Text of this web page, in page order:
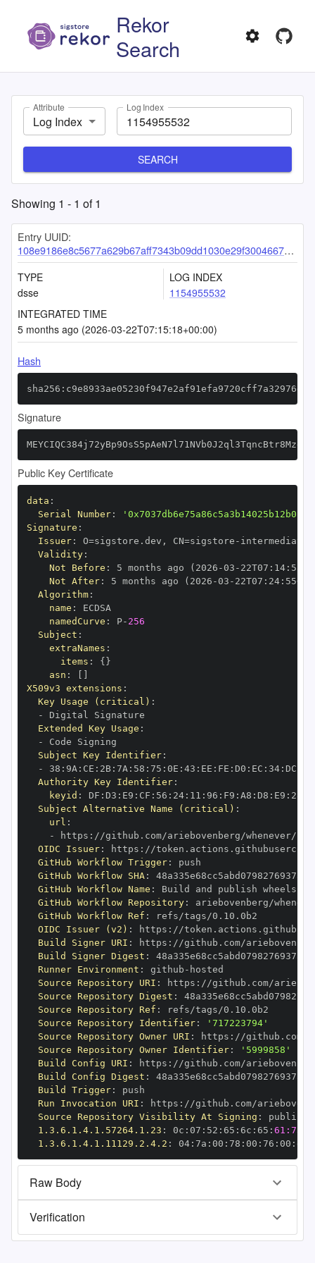
Rekor
Search
Attribute
Log Index
Log Index
SEARCH
Showing 1 - 1 of1
Entry UUID:
108e9186e8c5677a629b67aff7343b09dd1030e29f30046675b62a408ff0f16139fced40d042b8d2
TYPE
dsse
LOG INDEX
1154955532
INTEGRATED TIME
5 months ago (2026-03-22T07:15:18+00:00)
Hash
Signature
Public Key Certificate
data :
Serial Number:
Signature :
Issuer: O=sigstore.dev , CN=sigstore -
Validity:
Not Before : 5 months ago (2026 -03 - 22T07 : 14:
Not After: 5 months ago (2026 -03 - 22T07 : 24: 55+00
Algorithm:
name :
namedCurve : P- 256
Subject :
extraNames :
items : { }
asn :
X509v3 extensions :
Key Usage (critical) :
-
Extended Key Usage :
-
Subject Key Identifier:
-
38 : 9A : CE : 2B: 7A : 58 : 75 : 0E : 43 : EE : FE : D0 : EC : 34: DC
Authority Key Identifier:
keyid : DF : D3 : E9 : CF : 56 : 24: 11 : 96 : F9 : A8 : D8 : E9 : 28
Subject Alternative Name (critical) :
url :
-
https :
OIDC Issuer: https :
GitHub Workflow Trigger:
GitHub Workflow SHA:
GitHub Workflow Name :
GitHub Workflow Repository:
GitHub Workflow Ref :
OIDC Issuer (v2) : https :
Build Signer URI : https :
Build Signer Digest :
Runner Environment : github -
Source Repository URI : https :
Source Repository Digest :
Source Repository Ref :
Source Repository Identifier:
'717223794'
Source Repository Owner URI : https :
Source Repository Owner Identifier:
'5999858'
Build Config URI : https :
Build Config Digest :
Build Trigger:
Run Invocation URI : https :
Source Repository Visibility At Signing :
1.3.6.1.4.1.57264.1.23 : 0c : 07 : 52 : 65 : 6c : 65 :
1.3.6.1.4.1.11129.2.4.2 : 04: 7a : 00 : 78 : 00 : 76 : 00 : dd
Raw Body
Verification